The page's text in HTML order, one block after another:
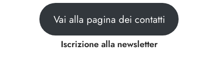
Vai alla pagina dei contatti
Iscrizione alla newsletter